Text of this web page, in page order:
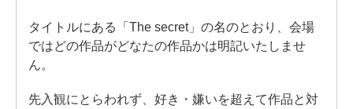
タイトルにある「The secret」の名のとおり、会場
ではどの作品がどなたの作品かは明記いたしませ
ん。
先入観にとらわれず、好き・嫌いを超えて作品と対